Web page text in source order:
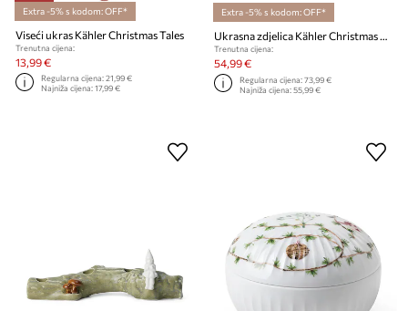
Extra -5% s kodom: OFF*
Viseći ukras Kähler Christmas Tales
Trenutna cijena:
13,99 €
Regularna cijena:21,99 €
Najniža cijena:17,99 €
Extra -5% s kodom: OFF*
Ukrasna zdjelica Kähler Christmas Bowl
Trenutna cijena:
54,99 €
Regularna cijena:73,99 €
Najniža cijena:55,99 €